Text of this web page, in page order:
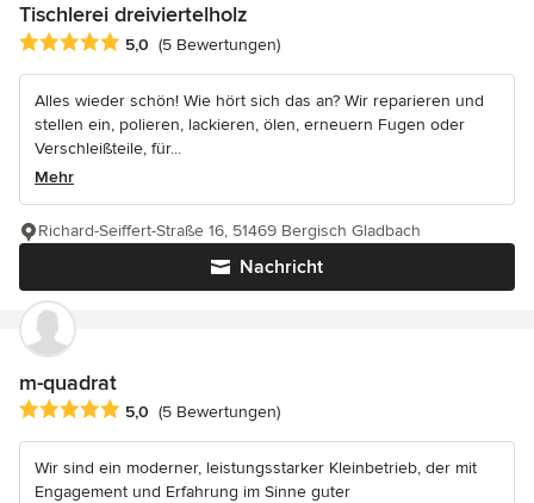
Tischlerei dreiviertelholz
Durchschnittliche Bewertung: 5 von 5 Sternen
5,0 (5 Bewertungen)
Alles wieder schön! Wie hört sich das an? Wir reparieren und
stellen ein, polieren, lackieren, ölen, erneuern Fugen oder
Verschleißteile, für...
Mehr
Nachricht
Richard-Seiffert-Straße 16, 51469 Bergisch Gladbach
m-quadrat
Durchschnittliche Bewertung: 5 von 5 Sternen
5,0 (5 Bewertungen)
Wir sind ein moderner, leistungsstarker Kleinbetrieb, der mit
Engagement und Erfahrung im Sinne guter